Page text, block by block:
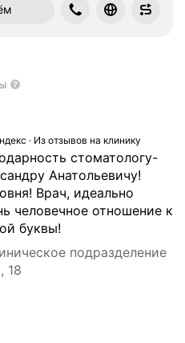
· Из отзывов на клинику
стоматологу-
Анатольевичу!
Врач, идеально
человечное отношение к
буквы!
подразделение
18